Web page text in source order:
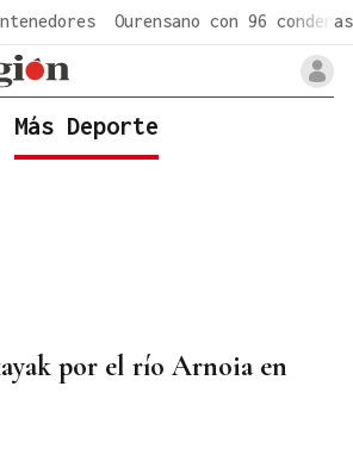
Ourensano con 96 condenas
Más Deporte
por el río Arnoia en